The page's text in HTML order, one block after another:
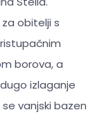
obitelji s
borova, a
izlaganje
vanjski bazen